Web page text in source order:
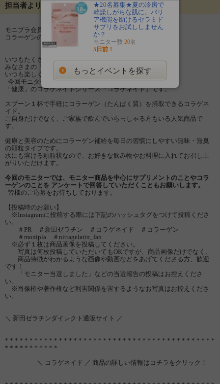
担当者よりメッセージ
モニプラ会員の皆様、こんにちは！
コラーゲンの専門店 新田ゼラチンダイレクト です。
いつもたくさんのご応募ありがとうございます！
みなさまの「ひとこと」やブログ、Instagramの投稿を
いつも楽しく読ませていただいております。
今回モニターをしていただく商品は、
「健康」のコラゲネイドシリーズ『コラゲネイド』です。
スプーン１杯で手軽にコラーゲン（たんぱく質）を摂取できるコラゲネ
イド。
ご自身だけでなく、ご家族で飲んでいらっしゃる方もいる人気商品で
す。
健康と美容のためにコラーゲン補給を毎日の習慣にしやすい無味・無臭
の顆粒タイプです。
水にも溶ける顆粒状なので、お好きな飲み物やお料理に入れてお召し上
がりいただけます。
今回のモニターでは、モニター商品を中心にサプリメントのことやコラ
ーゲンのことを アンケートで回答していただくこともお願いします。
皆様のご応募をお待ちしております。
【投稿時のお願い】
※Instagramに投稿する際には下記のハッシュタグをつけて投稿くださ
い。
＃PR ＃新田ゼラチン ＃コラゲネイド ＃コラーゲン
＃monipla ＃nittagelatin_fan
※必ず１枚は商品画像を投稿してください。
写真は何枚投稿していただいてもOKですが、商品画像だけでなく、
商品特徴がわかるような画像や動画などをあげてくださる方、歓迎
です！
「モニター当選しました」などの当選報告の投稿はお控えくださ
い。
※肖像権や著作権など利害関係を害するようなお写真はお控えくださ
い。
＼ 新田ゼラチンダイレクト通販サイト ／
* * * * * * * * * * * * * * * * * * * * * * * * * * * * * * * * * * * * * * * * * * *
* * * * * * * * * * *
＼ コラゲネイド ／ 商品の詳しい情報はコチラをクリック！
★20名募集★夏の冷房で
乾燥しがちな肌に。バリ
ア機能を助けるセラミド
サプリをお試ししません
か？
モニター数 20名
5日前！
もっとイベントを探す